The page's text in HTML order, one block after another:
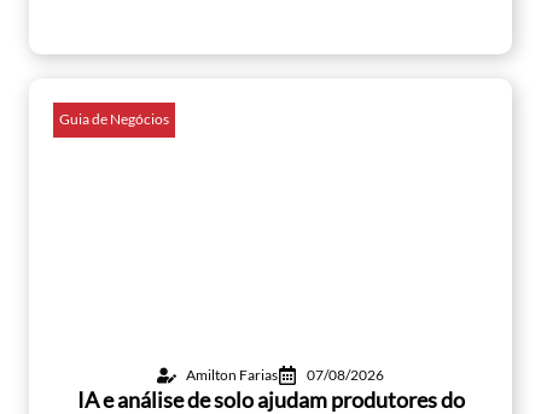
Guia de Negócios
Amilton Farias 07/08/2026
IA e análise de solo ajudam produtores do